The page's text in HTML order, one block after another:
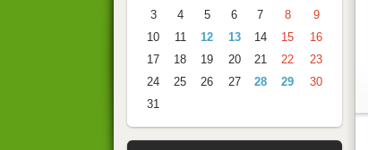
3
4 5 6 7 8
9
10
11 12 13 14 15
16
17
18 19 20 21 22
23
24
25 26 27 28 29
30
31